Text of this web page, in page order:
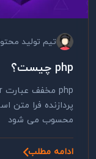
تیم تولید
php چیست؟
پردازنده فرا
محسوب می شود
ادامه مطلب